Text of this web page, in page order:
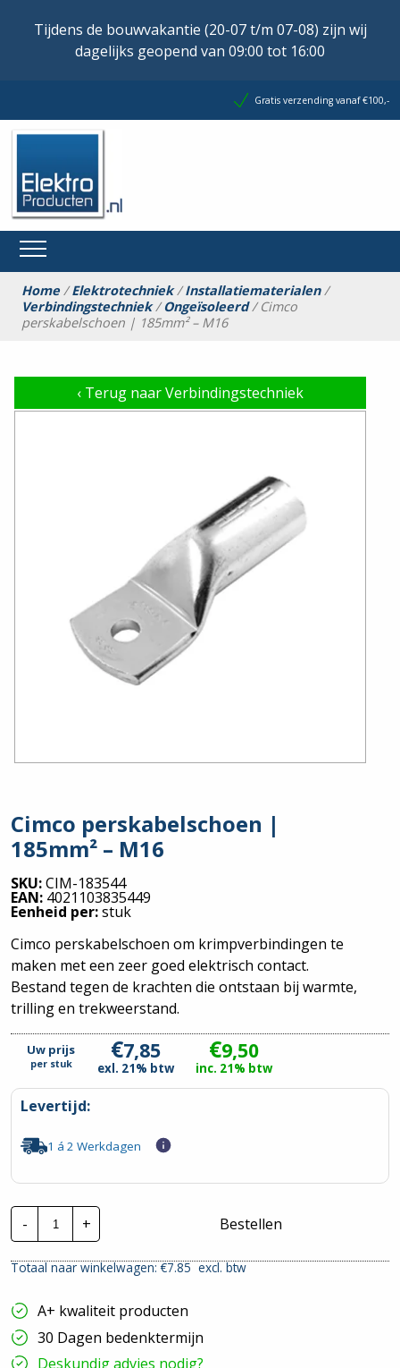
Tijdens de bouwvakantie (20-07 t/m 07-08) zijn wij
dagelijks geopend van 09:00 tot 16:00
Gratis verzending vanaf €100,-
Home/Elektrotechniek/Installatiematerialen/
Verbindingstechniek/Ongeïsoleerd/ Cimco
perskabelschoen | 185mm² – M16
‹ Terug naar Verbindingstechniek
Cimco perskabelschoen |
185mm² – M16
SKU:CIM-183544
EAN: 4021103835449
Eenheid per:stuk
Cimco perskabelschoen om krimpverbindingen te
maken met een zeer goed elektrisch contact.
Bestand tegen de krachten die ontstaan bij warmte,
trilling en trekweerstand.
Uw prijs
per stuk €7,85
exl. 21% btw
€9,50
inc. 21% btw
Levertijd:
1 á 2 Werkdagen
-
Cimco
perskabelschoen
|
-
hoeveelheid
+ Bestellen
Totaal naar winkelwagen: €7.85excl. btw
A+ kwaliteit producten
30 Dagen bedenktermijn
Deskundig advies nodig?